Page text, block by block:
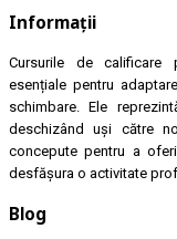
Informații
Cursurile de calificare
esențiale pentru
schimbare. Ele
deschizând uși către
concepute pentru a
desfășura o activitate
Blog